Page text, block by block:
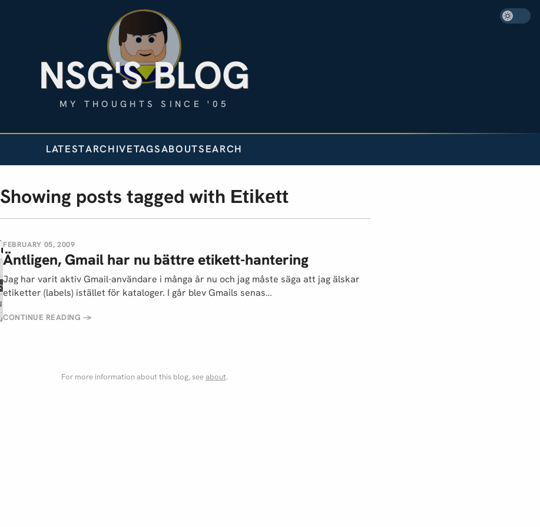
NSG'S BLOG
MY THOUGHTS SINCE '05
LATESTARCHIVETAGSABOUTSEARCH
Showing posts tagged with Etikett
FEBRUARY 05, 2009
Äntligen, Gmail har nu bättre etikett-hantering
Jag har varit aktiv Gmail-användare i många år nu och jag måste säga att jag älskar
etiketter (labels) istället för kataloger. I går blev Gmails senas…
CONTINUE READING →
For more information about this blog, seeabout.